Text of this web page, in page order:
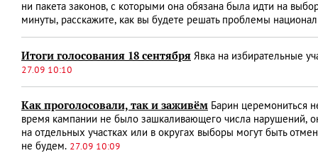
ни пакета законов, с которыми она обязана была идти на
минуты, расскажите, как вы будете решать проблемы
Итоги голосования 18 сентября Явка на избирательные
27.09 10:10
Как проголосовали, так и заживём Барин церемониться
время кампании не было зашкаливающего числа нарушений,
на отдельных участках или в округах выборы могут быть
не будем. 27.09 10:09